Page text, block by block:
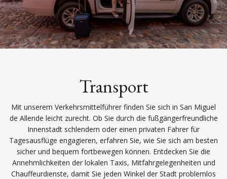
Transport
Mit unserem Verkehrsmittelführer finden Sie sich in San Miguel
de Allende leicht zurecht. Ob Sie durch die fußgängerfreundliche
Innenstadt schlendern oder einen privaten Fahrer für
Tagesausflüge engagieren, erfahren Sie, wie Sie sich am besten
sicher und bequem fortbewegen können. Entdecken Sie die
Annehmlichkeiten der lokalen Taxis, Mitfahrgelegenheiten und
Chauffeurdienste, damit Sie jeden Winkel der Stadt problemlos